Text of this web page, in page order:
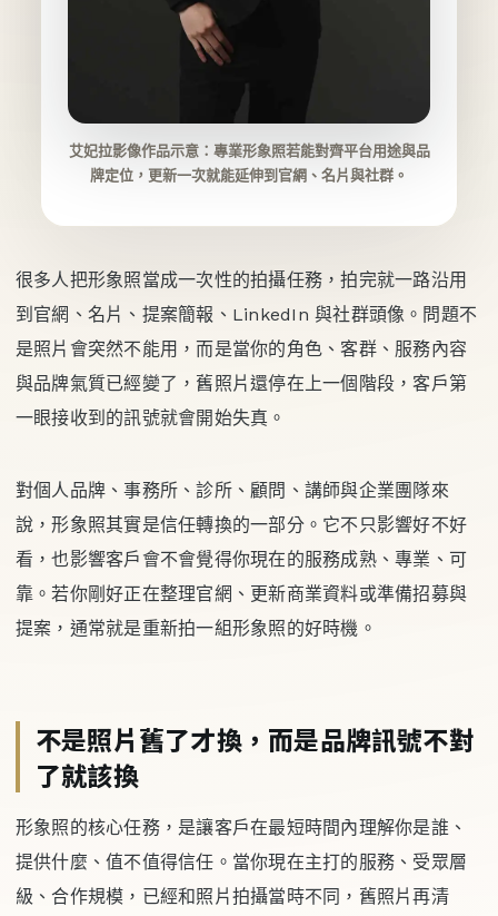
艾妃拉影像作品示意：專業形象照若能對齊平台用途與品
牌定位，更新一次就能延伸到官網、名片與社群。
很多人把形象照當成一次性的拍攝任務，拍完就一路沿用
到官網、名片、提案簡報、LinkedIn 與社群頭像。問題不
是照片會突然不能用，而是當你的角色、客群、服務內容
與品牌氣質已經變了，舊照片還停在上一個階段，客戶第
一眼接收到的訊號就會開始失真。
對個人品牌、事務所、診所、顧問、講師與企業團隊來
說，形象照其實是信任轉換的一部分。它不只影響好不好
看，也影響客戶會不會覺得你現在的服務成熟、專業、可
靠。若你剛好正在整理官網、更新商業資料或準備招募與
提案，通常就是重新拍一組形象照的好時機。
不是照片舊了才換，而是品牌訊號不對
了就該換
形象照的核心任務，是讓客戶在最短時間內理解你是誰、
提供什麼、值不值得信任。當你現在主打的服務、受眾層
級、合作規模，已經和照片拍攝當時不同，舊照片再清